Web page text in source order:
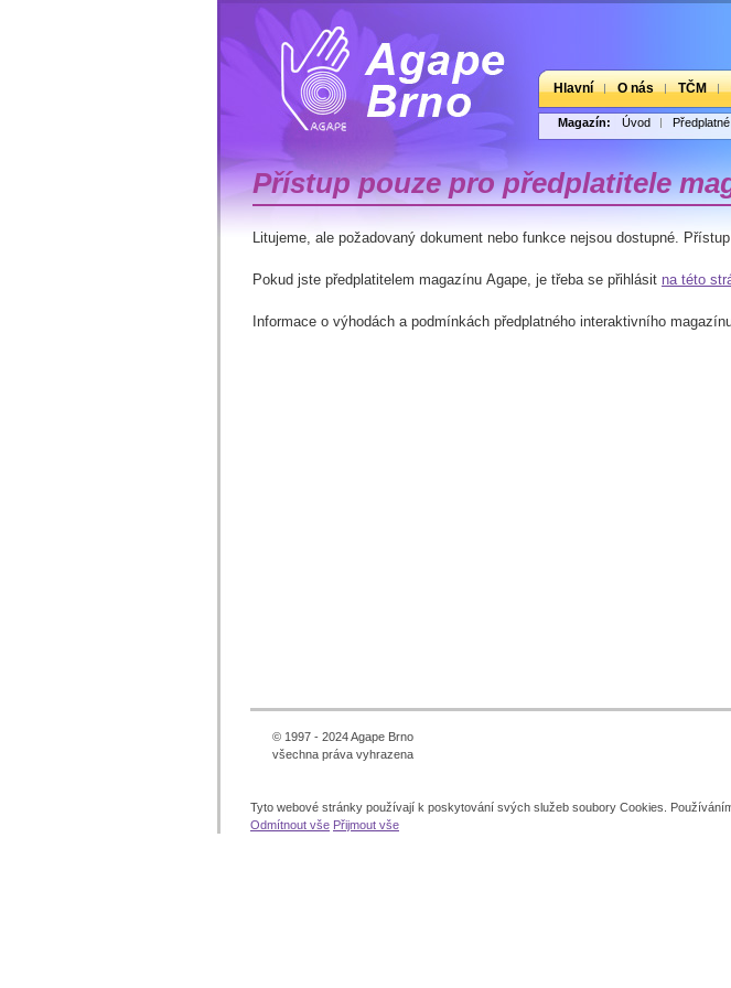
Hlavní O nás TČM
Magazín: Úvod Předplatné
Přístup pouze pro předplatitele
Litujeme, ale požadovaný dokument nebo funkce nejsou dostupné.
Pokud jste předplatitelem magazínu Agape, je třeba se přihlásit na této
Informace o výhodách a podmínkách předplatného interaktivního
© 1997 - 2024 Agape Brno
všechna práva vyhrazena
Tyto webové stránky používají k poskytování svých služeb soubory Cookies.